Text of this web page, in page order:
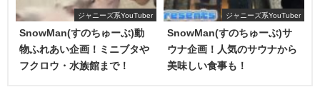
これまた人気の6人でリレー形式で何かを作る企画です♪
個人チャンネルでは、おつまみを作って食べています！
出来上がった料理はどれもかなり美味しそうで食欲をそそ
ジャニーズ系YouTuber
SnowMan(すのちゅーぶ)動
物ふれあい企画！ミニブタや
フクロウ・水族館まで！
ジャニーズ系YouTuber
SnowMan(すのちゅーぶ)サ
ウナ企画！人気のサウナから
美味しい食事も！